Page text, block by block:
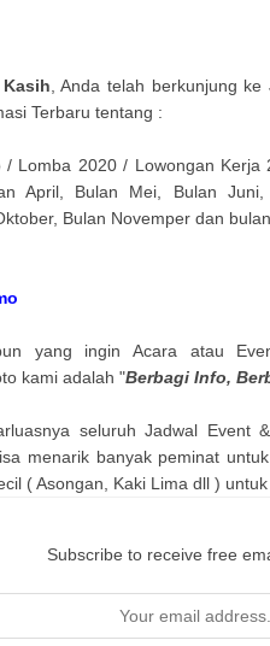
Kasih, Anda telah berkunjung ke
Terbaru tentang :
Lomba 2020 / Lowongan Kerja
April, Bulan Mei, Bulan
Bulan Novemper dan
yang ingin Acara atau
kami adalah "Berbagi Info,
seluruh Jadwal Event
menarik banyak peminat
( Asongan, Kaki Lima dll )
Subscribe to receive free